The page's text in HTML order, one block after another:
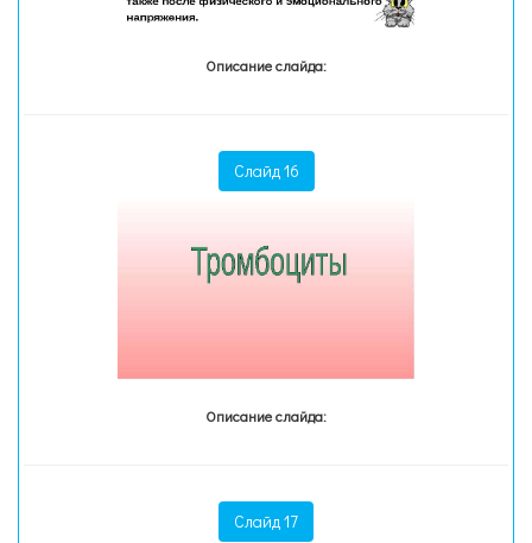
Описание слайда:
Слайд 16
Описание слайда:
Слайд 17